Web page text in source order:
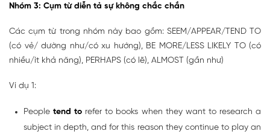
Nhóm 3: Cụm từ diễn tả sự không chắc chắn
Các cụm từ trong nhóm này bao gồm: SEEM/APPEAR/TEND TO
(có vẻ/ dường như/có xu hướng), BE MORE/LESS LIKELY TO (có
nhiều/ít khả năng), PERHAPS (có lẽ), ALMOST (gần như)
Ví dụ 1:
Peopletend to refer to books when they want to research a
subject in depth, and for this reason they continue to play an